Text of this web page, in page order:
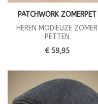
PATCHWORK ZOMERPET
HEREN MODIEUZE ZOMER
PETTEN
€ 59,95